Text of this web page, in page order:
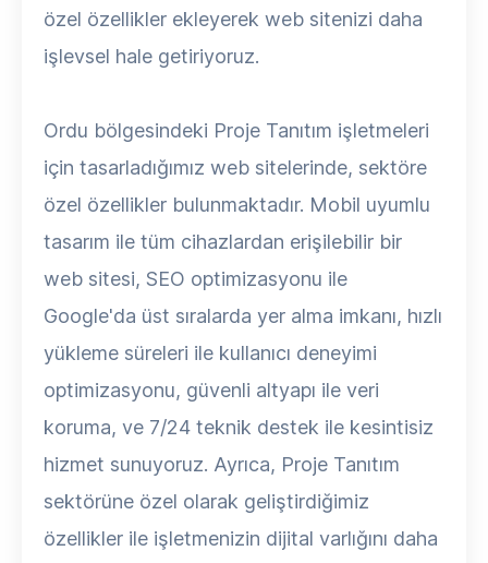
özel özellikler ekleyerek web sitenizi daha
işlevsel hale getiriyoruz.
Ordu bölgesindeki Proje Tanıtım işletmeleri
için tasarladığımız web sitelerinde, sektöre
özel özellikler bulunmaktadır. Mobil uyumlu
tasarım ile tüm cihazlardan erişilebilir bir
web sitesi, SEO optimizasyonu ile
Google'da üst sıralarda yer alma imkanı, hızlı
yükleme süreleri ile kullanıcı deneyimi
optimizasyonu, güvenli altyapı ile veri
koruma, ve 7/24 teknik destek ile kesintisiz
hizmet sunuyoruz. Ayrıca, Proje Tanıtım
sektörüne özel olarak geliştirdiğimiz
özellikler ile işletmenizin dijital varlığını daha